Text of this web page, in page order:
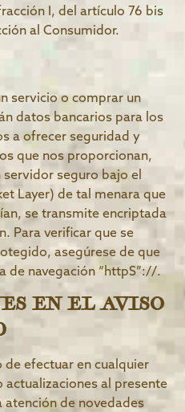
I, del artículo 76 bis
al Consumidor.
servicio o comprar un
datos bancarios para los
a ofrecer seguridad y
que nos proporcionan,
seguro bajo el
Layer) de tal menara que
se transmite encriptada
Para verificar que se
asegúrese de que
de navegación “httpS”://.
EN EL AVISO
de efectuar en cualquier
al presente
atención de novedades